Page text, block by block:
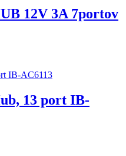
12V 3A 7portov
13 port IB-